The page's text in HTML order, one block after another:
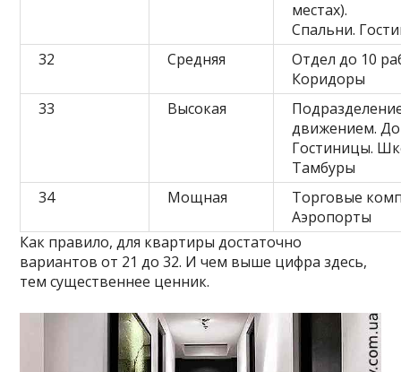
местах).
Спальни.
32
Средняя
Отдел до 10
Коридоры
33
Высокая
движением.
Гостиницы.
Тамбуры
34
Мощная
Торговые
Аэропорты
Как правило, для квартиры достаточно
вариантов от 21 до 32. И чем выше цифра здесь,
тем существеннее ценник.